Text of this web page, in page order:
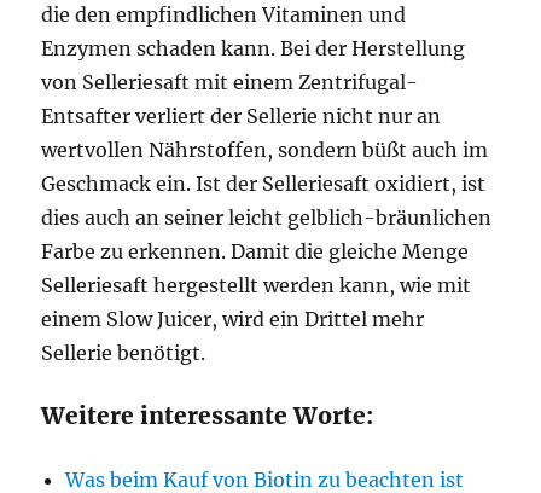
die den empfindlichen Vitaminen und
Enzymen schaden kann. Bei der Herstellung
von Selleriesaft mit einem Zentrifugal-
Entsafter verliert der Sellerie nicht nur an
wertvollen Nährstoffen, sondern büßt auch im
Geschmack ein. Ist der Selleriesaft oxidiert, ist
dies auch an seiner leicht gelblich-bräunlichen
Farbe zu erkennen. Damit die gleiche Menge
Selleriesaft hergestellt werden kann, wie mit
einem Slow Juicer, wird ein Drittel mehr
Sellerie benötigt.
Weitere interessante Worte:
Was beim Kauf von Biotin zu beachten ist